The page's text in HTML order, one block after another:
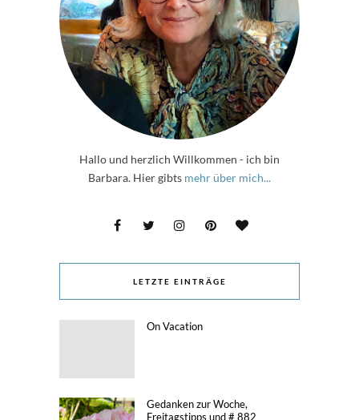
Hallo und herzlich Willkommen - ich bin
Barbara. Hier gibts mehr über mich...
LETZTE EINTRÄGE
On Vacation
Gedanken zur Woche,
Freitagstipps und # 882